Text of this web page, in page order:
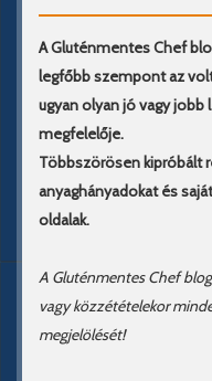
A Gluténmentes Chef
legfőbb szempont az
ugyan olyan jó vagy
megfelelője.
Többszörösen kipróbált
anyaghányadokat és
oldalak.
A Gluténmentes Chef
vagy közzétételekor
megjelölését!